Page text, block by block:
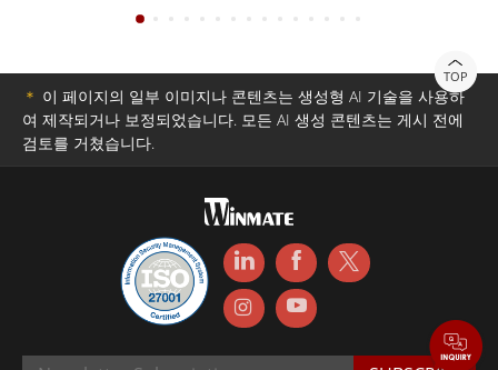
TOP
＊ 이 페이지의 일부 이미지나 콘텐츠는 생성형 AI 기술을 사용하
여 제작되거나 보정되었습니다. 모든 AI 생성 콘텐츠는 게시 전에
검토를 거쳤습니다.